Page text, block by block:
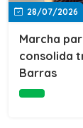
os
28/07/2026
Marcha
consolida
Barras